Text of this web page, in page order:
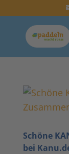
Schöne
bei